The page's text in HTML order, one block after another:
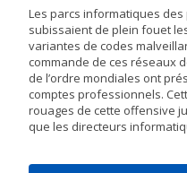
Les parcs informatiques
subissaient de plein fouet
variantes de codes
commande de ces réseaux
de l’ordre mondiales ont
comptes professionnels.
rouages de cette offensive
que les directeurs